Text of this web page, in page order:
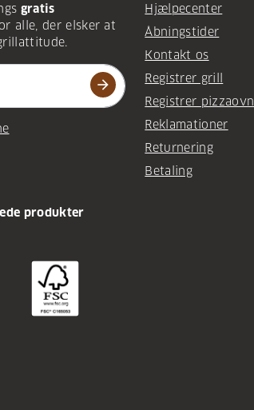
gratis
alle, der elsker at
arrow_forward
Hjælpecenter
Åbningstider
Kontakt os
Registrer grill
Registrer pizzaovn
Reklamationer
Returnering
Betaling
produkter